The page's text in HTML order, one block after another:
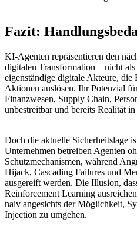
Fazit:
KI-Agenten repräsentieren den
digitalen Transformation – nicht
eigenständige digitale Akteure, die
Aktionen auslösen. Ihr Potenzial
Finanzwesen, Supply Chain,
unbestreitbar und bereits Realität
Doch die aktuelle Sicherheitslage
Unternehmen betreiben Agenten
Schutzmechanismen, während
Hijack, Cascading Failures und
ausgereift werden. Die Illusion,
Reinforcement Learning
naiv angesichts der Möglichkeit,
Injection zu umgehen.